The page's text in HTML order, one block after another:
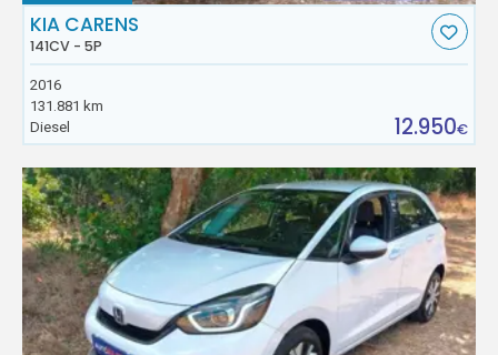
KIA CARENS
141CV - 5P
2016
131.881 km
Diesel
12.950€